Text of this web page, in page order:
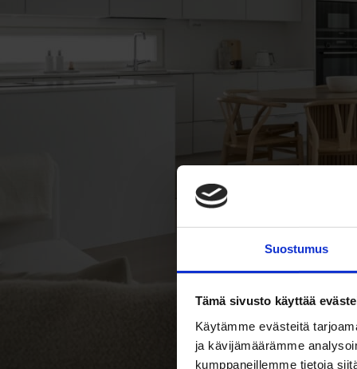
Suostumus
Tämä sivusto käyttää
Käytämme evästeitä
ja kävijämäärämme
kumppaneillemme tietoja